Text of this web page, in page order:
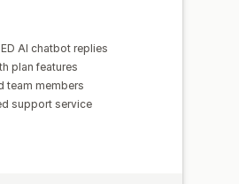
AI chatbot replies
plan features
team members
support service